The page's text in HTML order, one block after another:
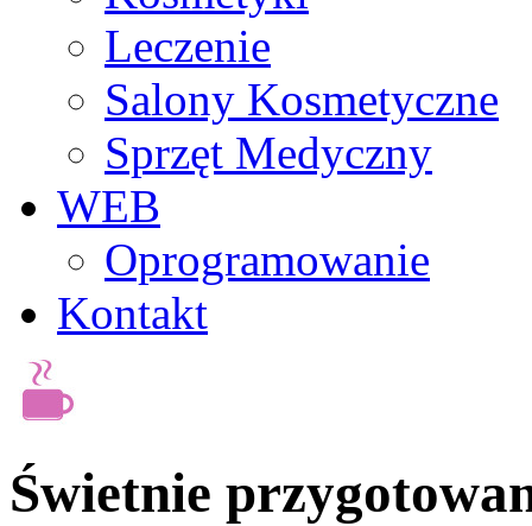
Leczenie
Salony Kosmetyczne
Sprzęt Medyczny
WEB
Oprogramowanie
Kontakt
Świetnie